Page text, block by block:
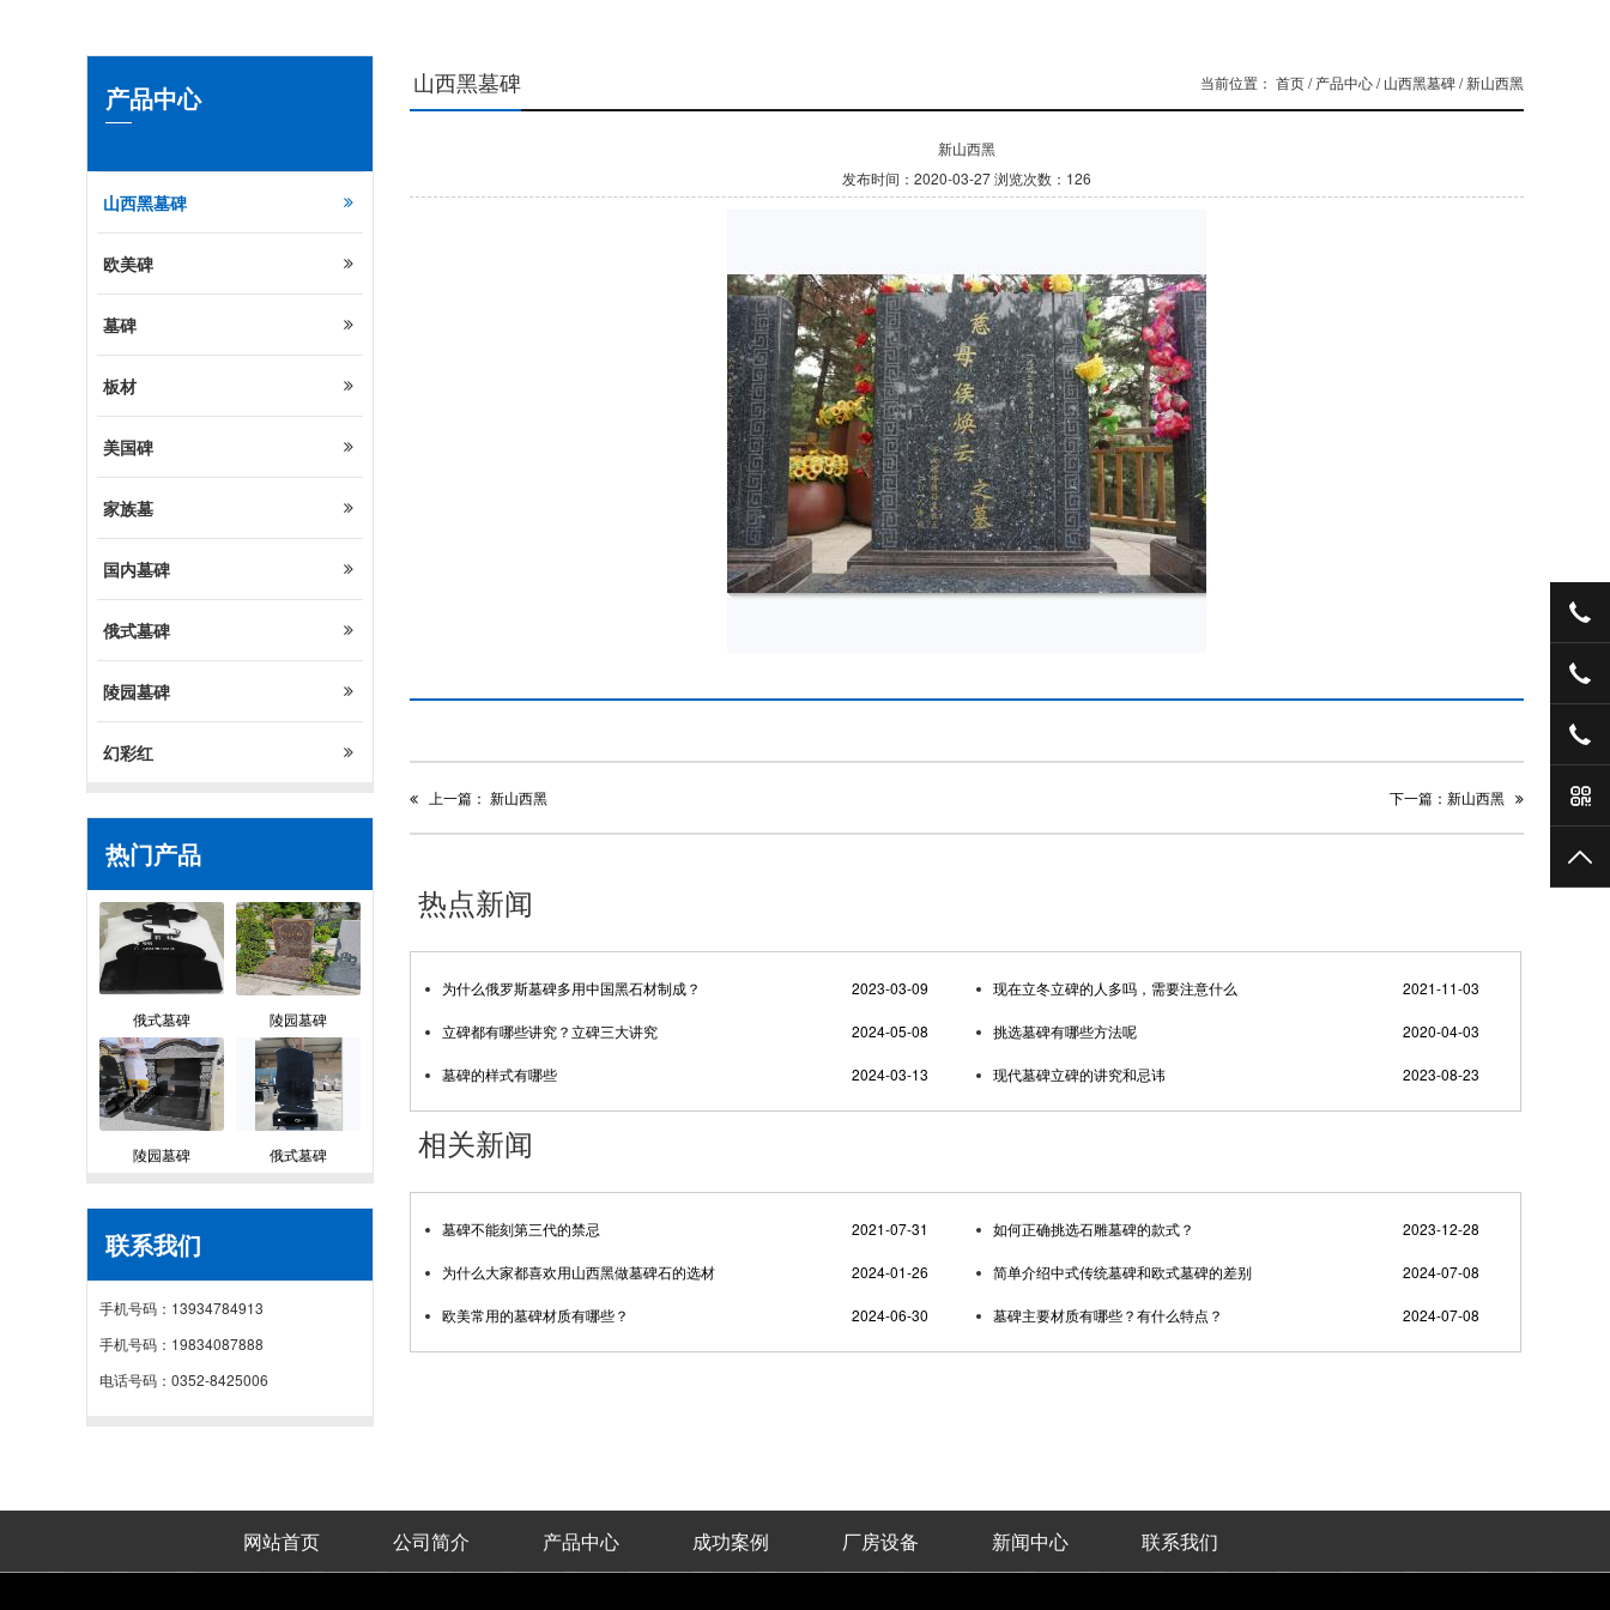
产品中心
山西黑墓碑
欧美碑
墓碑
板材
美国碑
家族墓
国内墓碑
俄式墓碑
陵园墓碑
幻彩红
热门产品
俄式墓碑 陵园墓碑
陵园墓碑 俄式墓碑
联系我们
手机号码：13934784913
手机号码：19834087888
电话号码：0352-8425006
当前位置： 首页/产品中心/山西黑墓碑/新山西黑
山西黑墓碑
新山西黑
发布时间：2020-03-27浏览次数： 126
上一篇： 新山西黑 下一篇：新山西黑
热点新闻
2023-03-09
为什么俄罗斯墓碑多用中国黑石材制成？ 2021-11-03
现在立冬立碑的人多吗，需要注意什么
2024-05-08
立碑都有哪些讲究？立碑三大讲究 2020-04-03
挑选墓碑有哪些方法呢
2024-03-13
墓碑的样式有哪些 2023-08-23
现代墓碑立碑的讲究和忌讳
相关新闻
2021-07-31
墓碑不能刻第三代的禁忌 2023-12-28
如何正确挑选石雕墓碑的款式？
2024-01-26
为什么大家都喜欢用山西黑做墓碑石的选材 2024-07-08
简单介绍中式传统墓碑和欧式墓碑的差别
2024-06-30
欧美常用的墓碑材质有哪些？ 2024-07-08
墓碑主要材质有哪些？有什么特点？
网站首页 公司简介 产品中心 成功案例 厂房设备 新闻中心 联系我们
手